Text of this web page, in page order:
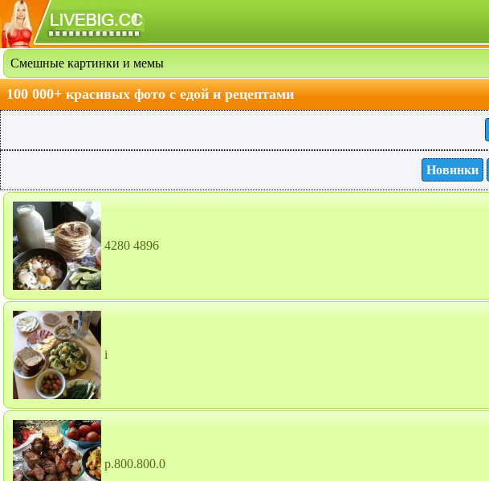
Смешные картинки и мемы
100 000+ красивых фото с едой и рецептами
Новинки
4280 4896
i
p.800.800.0